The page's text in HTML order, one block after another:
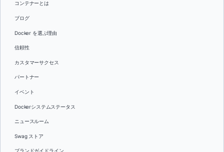
コンテナーとは
ブログ
Docker を選ぶ理由
信頼性
カスタマーサクセス
パートナー
イベント
Dockerシステムステータス
ニュースルーム
Swag ストア